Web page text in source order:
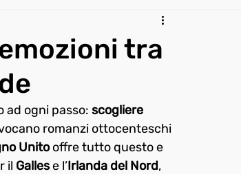
tra
ad ogni passo: scogliere
romanzi ottocenteschi
Unito offre tutto questo e
il Galles e l’Irlanda del Nord,